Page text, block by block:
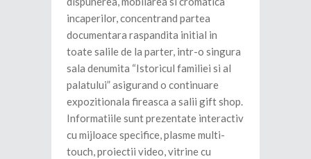
incaperilor, concentrand partea
documentara raspandita initial in
toate salile de la parter, intr-o singura
sala denumita “Istoricul familiei si al
palatului” asigurand o continuare
expozitionala fireasca a salii gift shop.
Informatiile sunt prezentate interactiv
cu mijloace specifice, plasme multi-
touch, proiectii video, vitrine cu